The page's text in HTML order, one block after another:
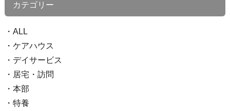
カテゴリー
ALL
ケアハウス
デイサービス
居宅・訪問
本部
特養